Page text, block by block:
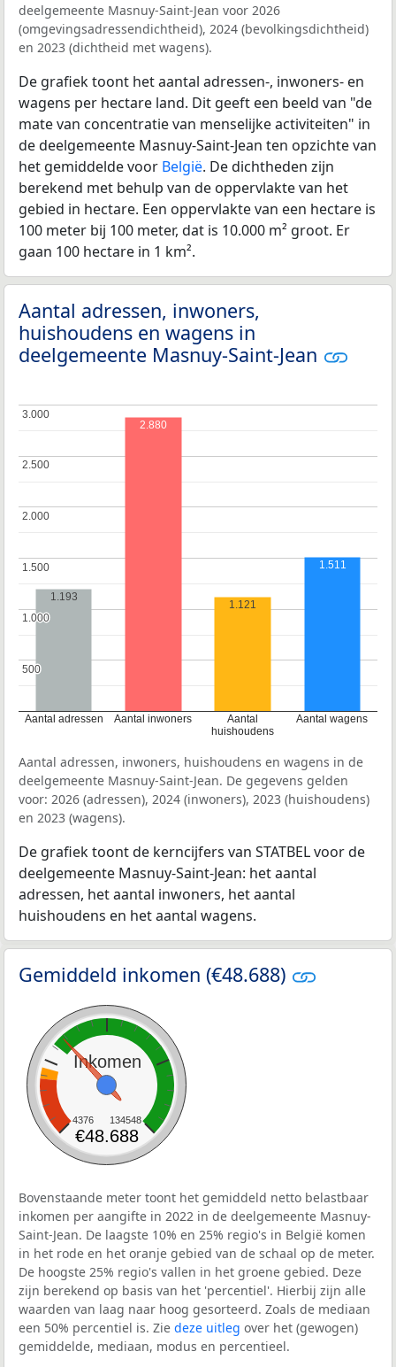
deelgemeente Masnuy-Saint-Jean voor 2026
(omgevingsadressendichtheid), 2024 (bevolkingsdichtheid)
en 2023 (dichtheid met wagens).
De grafiek toont het aantal adressen-, inwoners- en
wagens per hectare land. Dit geeft een beeld van "de
mate van concentratie van menselijke activiteiten" in
de deelgemeente Masnuy-Saint-Jean ten opzichte van
het gemiddelde voor België. De dichtheden zijn
berekend met behulp van de oppervlakte van het
gebied in hectare. Een oppervlakte van een hectare is
100 meter bij 100 meter, dat is 10.000 m² groot. Er
gaan 100 hectare in 1 km².
Aantal adressen, inwoners,
huishoudens en wagens in
deelgemeente Masnuy-Saint-Jean
Aantal adressen Aantal inwoners
Aantal
huishoudens
Aantal wagens
500
500
1.000
1.000
1.500
1.500
2.000
2.000
2.500
2.500
3.000
3.000
1.193
2.880
1.121
1.511
Aantal adressen, inwoners, huishoudens en wagens in de
deelgemeente Masnuy-Saint-Jean. De gegevens gelden
voor: 2026 (adressen), 2024 (inwoners), 2023 (huishoudens)
en 2023 (wagens).
De grafiek toont de kerncijfers van STATBEL voor de
deelgemeente Masnuy-Saint-Jean: het aantal
adressen, het aantal inwoners, het aantal
huishoudens en het aantal wagens.
Gemiddeld inkomen (€48.688)
Inkomen
4376 134548
€48.688
Bovenstaande meter toont het gemiddeld netto belastbaar
inkomen per aangifte in 2022 in de deelgemeente Masnuy-
Saint-Jean. De laagste 10% en 25% regio's in België komen
in het rode en het oranje gebied van de schaal op de meter.
De hoogste 25% regio's vallen in het groene gebied. Deze
zijn berekend op basis van het 'percentiel'. Hierbij zijn alle
waarden van laag naar hoog gesorteerd. Zoals de mediaan
een 50% percentiel is. Zie deze uitleg over het (gewogen)
gemiddelde, mediaan, modus en percentieel.